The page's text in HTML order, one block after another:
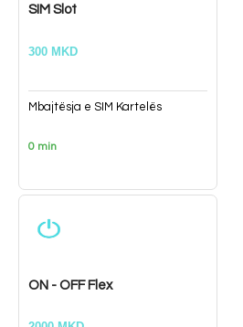
SIM Slot
300 MKD
Mbajtësja e SIM Kartelës
0 min
ON - OFF Flex